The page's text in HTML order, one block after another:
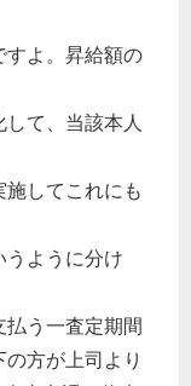
すよ。昇給額の
て、当該本人
してこれにも
うように分け
払う一査定期間
方が上司より
か？